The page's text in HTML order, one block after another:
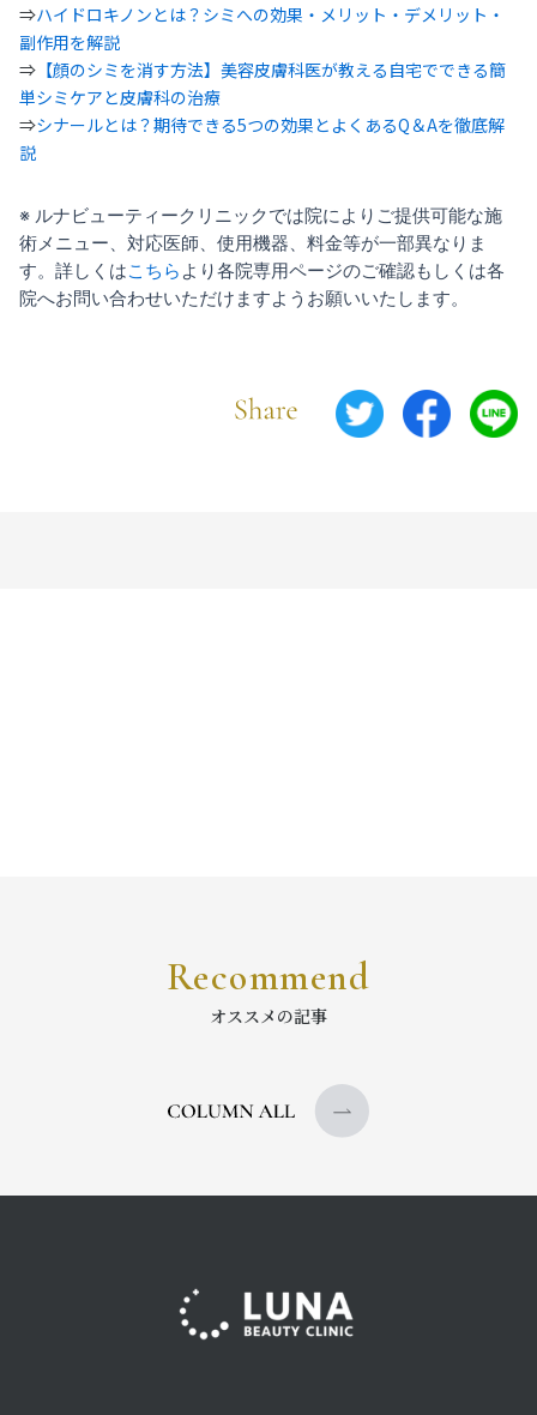
⇒ハイドロキノンとは？シミへの効果・メリット・デメリット・
副作用を解説
⇒ 【顔のシミを消す方法】美容皮膚科医が教える自宅でできる簡
単シミケアと皮膚科の治療
⇒シナールとは？期待できる5つの効果とよくあるQ＆Aを徹底解
説
※ ルナビューティークリニックでは院によりご提供可能な施
術メニュー、対応医師、使用機器、料金等が一部異なりま
す。詳しくはこちら より各院専用ページのご確認もしくは各
院へお問い合わせいただけますようお願いいたします。
Recommend
オススメの記事